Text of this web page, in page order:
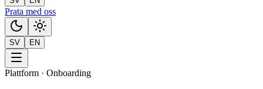
Prata med oss
SV EN
Plattform · Onboarding